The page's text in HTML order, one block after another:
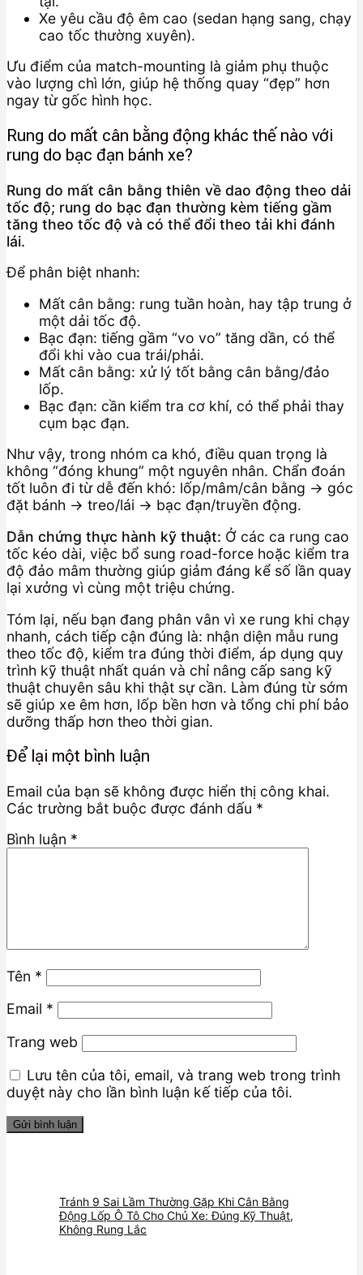
Xe yêu cầu độ êm cao (sedan hạng sang, chạy
cao tốc thường xuyên).
Ưu điểm của match-mounting là giảm phụ thuộc
vào lượng chì lớn, giúp hệ thống quay “đẹp” hơn
ngay từ gốc hình học.
Rung do mất cân bằng động khác thế nào với
rung do bạc đạn bánh xe?
Rung do mất cân bằng thiên về dao động theo dải
tốc độ; rung do bạc đạn thường kèm tiếng gầm
tăng theo tốc độ và có thể đổi theo tải khi đánh
lái.
Để phân biệt nhanh:
Mất cân bằng: rung tuần hoàn, hay tập trung ở
một dải tốc độ.
Bạc đạn: tiếng gầm “vo vo” tăng dần, có thể
đổi khi vào cua trái/phải.
Mất cân bằng: xử lý tốt bằng cân bằng/đảo
lốp.
Bạc đạn: cần kiểm tra cơ khí, có thể phải thay
cụm bạc đạn.
Như vậy, trong nhóm ca khó, điều quan trọng là
không “đóng khung” một nguyên nhân. Chẩn đoán
tốt luôn đi từ dễ đến khó: lốp/mâm/cân bằng → góc
đặt bánh → treo/lái → bạc đạn/truyền động.
Dẫn chứng thực hành kỹ thuật: Ở các ca rung cao
tốc kéo dài, việc bổ sung road-force hoặc kiểm tra
độ đảo mâm thường giúp giảm đáng kể số lần quay
lại xưởng vì cùng một triệu chứng.
Tóm lại, nếu bạn đang phân vân vì xe rung khi chạy
nhanh, cách tiếp cận đúng là: nhận diện mẫu rung
theo tốc độ, kiểm tra đúng thời điểm, áp dụng quy
trình kỹ thuật nhất quán và chỉ nâng cấp sang kỹ
thuật chuyên sâu khi thật sự cần. Làm đúng từ sớm
sẽ giúp xe êm hơn, lốp bền hơn và tổng chi phí bảo
dưỡng thấp hơn theo thời gian.
Để lại một bình luận
Email của bạn sẽ không được hiển thị công khai.
Các trường bắt buộc được đánh dấu *
Bình luận *
Tên *
Email *
Trang web
Lưu tên của tôi, email, và trang web trong trình
duyệt này cho lần bình luận kế tiếp của tôi.
Tránh 9 Sai Lầm Thường Gặp Khi Cân Bằng
Động Lốp Ô Tô Cho Chủ Xe: Đúng Kỹ Thuật,
Không Rung Lắc